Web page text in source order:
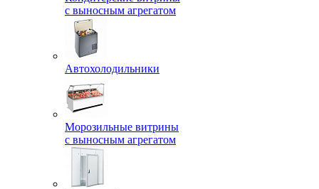
с выносным агрегатом
Автохолодильники
Морозильные витрины
с выносным агрегатом